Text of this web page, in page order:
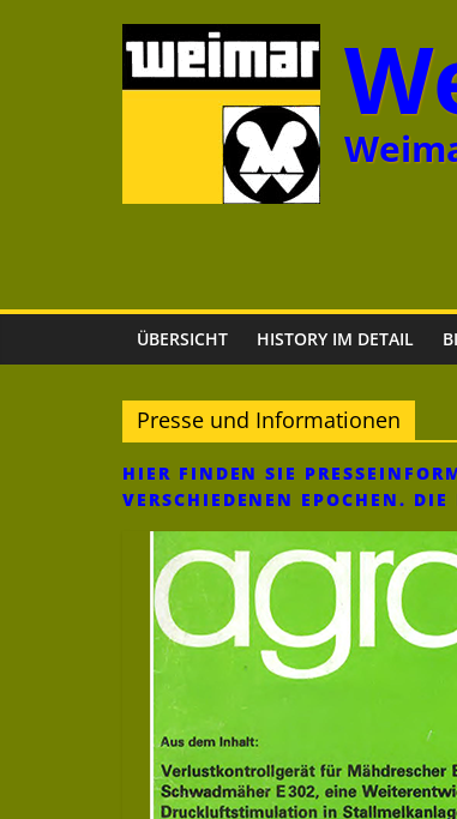
ÜBERSICHT HISTORY IM DETAIL
Presse und Informationen
HIER FINDEN SIE
VERSCHIEDENEN EPOCHEN.